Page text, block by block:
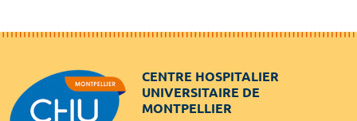
CENTRE HOSPITALIER
UNIVERSITAIRE DE
MONTPELLIER